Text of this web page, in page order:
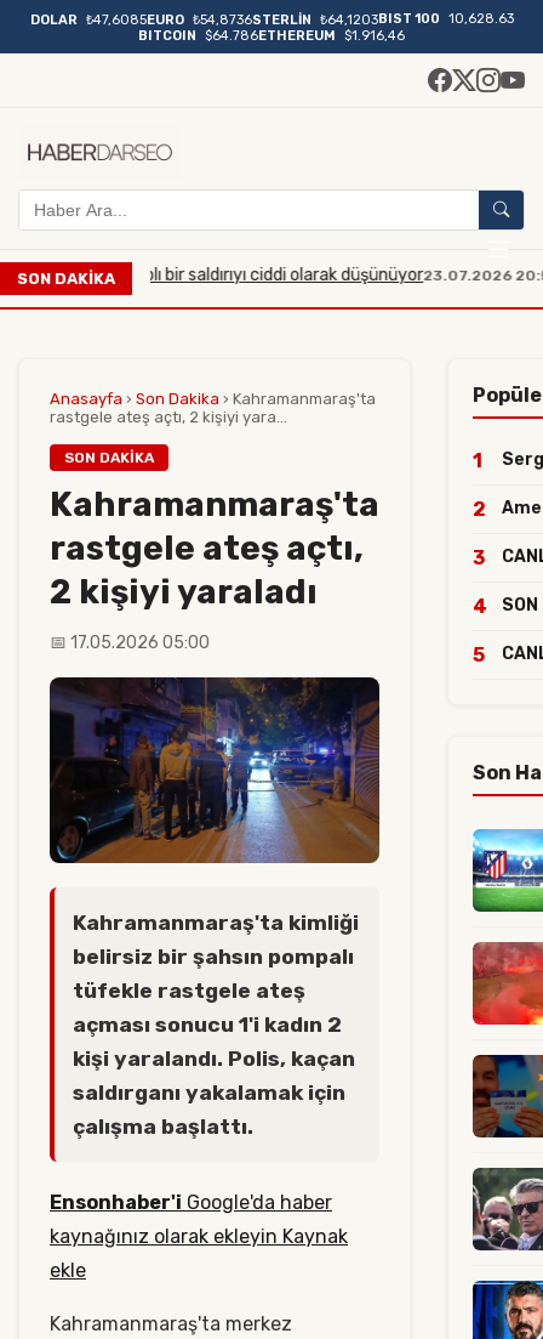
DOLAR ₺47,6085EURO ₺54,8736STERLİN ₺64,1203BIST 100
10,628.63
BITCOIN
$64.786ETHEREUM $1.916,46
SON DAKİKA
çaplı bir saldırıyı ciddi olarak düşünüyor23.07.2026 20:54
Anasayfa › Son Dakika › Kahramanmaraş'ta
rastgele ateş açtı, 2 kişiyi yara...
SON DAKIKA
Kahramanmaraş'ta
rastgele ateş açtı,
2 kişiyi yaraladı
📅 17.05.2026 05:00
Kahramanmaraş'ta kimliği
belirsiz bir şahsın pompalı
tüfekle rastgele ateş
açması sonucu 1'i kadın 2
kişi yaralandı. Polis, kaçan
saldırganı yakalamak için
çalışma başlattı.
Ensonhaber'i Google'da haber
kaynağınız olarak ekleyin Kaynak
ekle
Kahramanmaraş'ta merkez
1
2
3
4
5
Son